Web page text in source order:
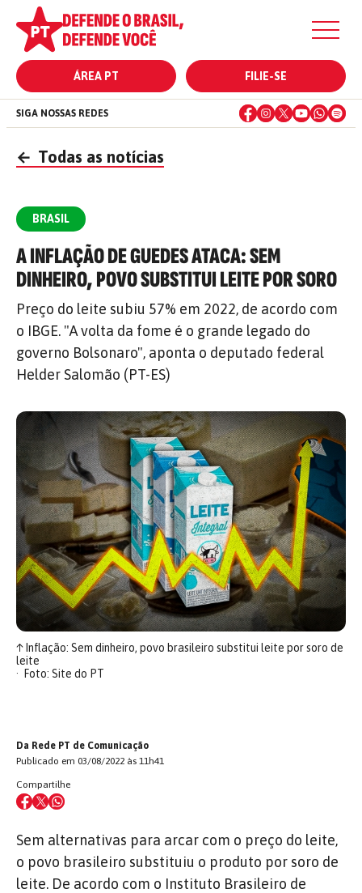
ÁREA PT FILIE-SE
SIGA NOSSAS REDES
← Todas as notícias
BRASIL
A INFLAÇÃO DE GUEDES ATACA: SEM
DINHEIRO, POVO SUBSTITUI LEITE POR SORO
Preço do leite subiu 57% em 2022, de acordo com
o IBGE. "A volta da fome é o grande legado do
governo Bolsonaro", aponta o deputado federal
Helder Salomão (PT-ES)
↑Inflação: Sem dinheiro, povo brasileiro substitui leite por soro de
leite
Foto: Site do PT
Da Rede PT de Comunicação
Publicado em 03/08/2022 às 11h41
Compartilhe
Sem alternativas para arcar com o preço do leite,
o povo brasileiro substituiu o produto por soro de
leite. De acordo com o Instituto Brasileiro de